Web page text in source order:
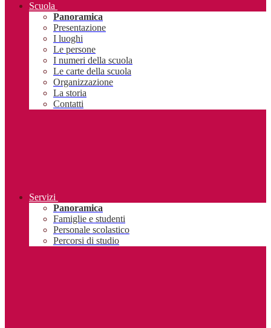
Scuola
Panoramica
Presentazione
I luoghi
Le persone
I numeri della scuola
Le carte della scuola
Organizzazione
La storia
Contatti
Servizi
Panoramica
Famiglie e studenti
Personale scolastico
Percorsi di studio